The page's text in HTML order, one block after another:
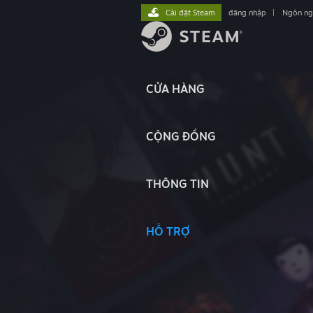
CỬA HÀNG
CỘNG ĐỒNG
THÔNG TIN
HỖ TRỢ
Cài đặt Steam đăng nhập Ngôn